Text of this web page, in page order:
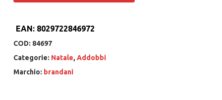
EAN: 8029722846972
COD: 84697
Categorie: Natale, Addobbi
Marchio: brandani